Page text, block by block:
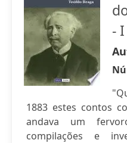
- I
1883 estes contos
andava um
compilações e